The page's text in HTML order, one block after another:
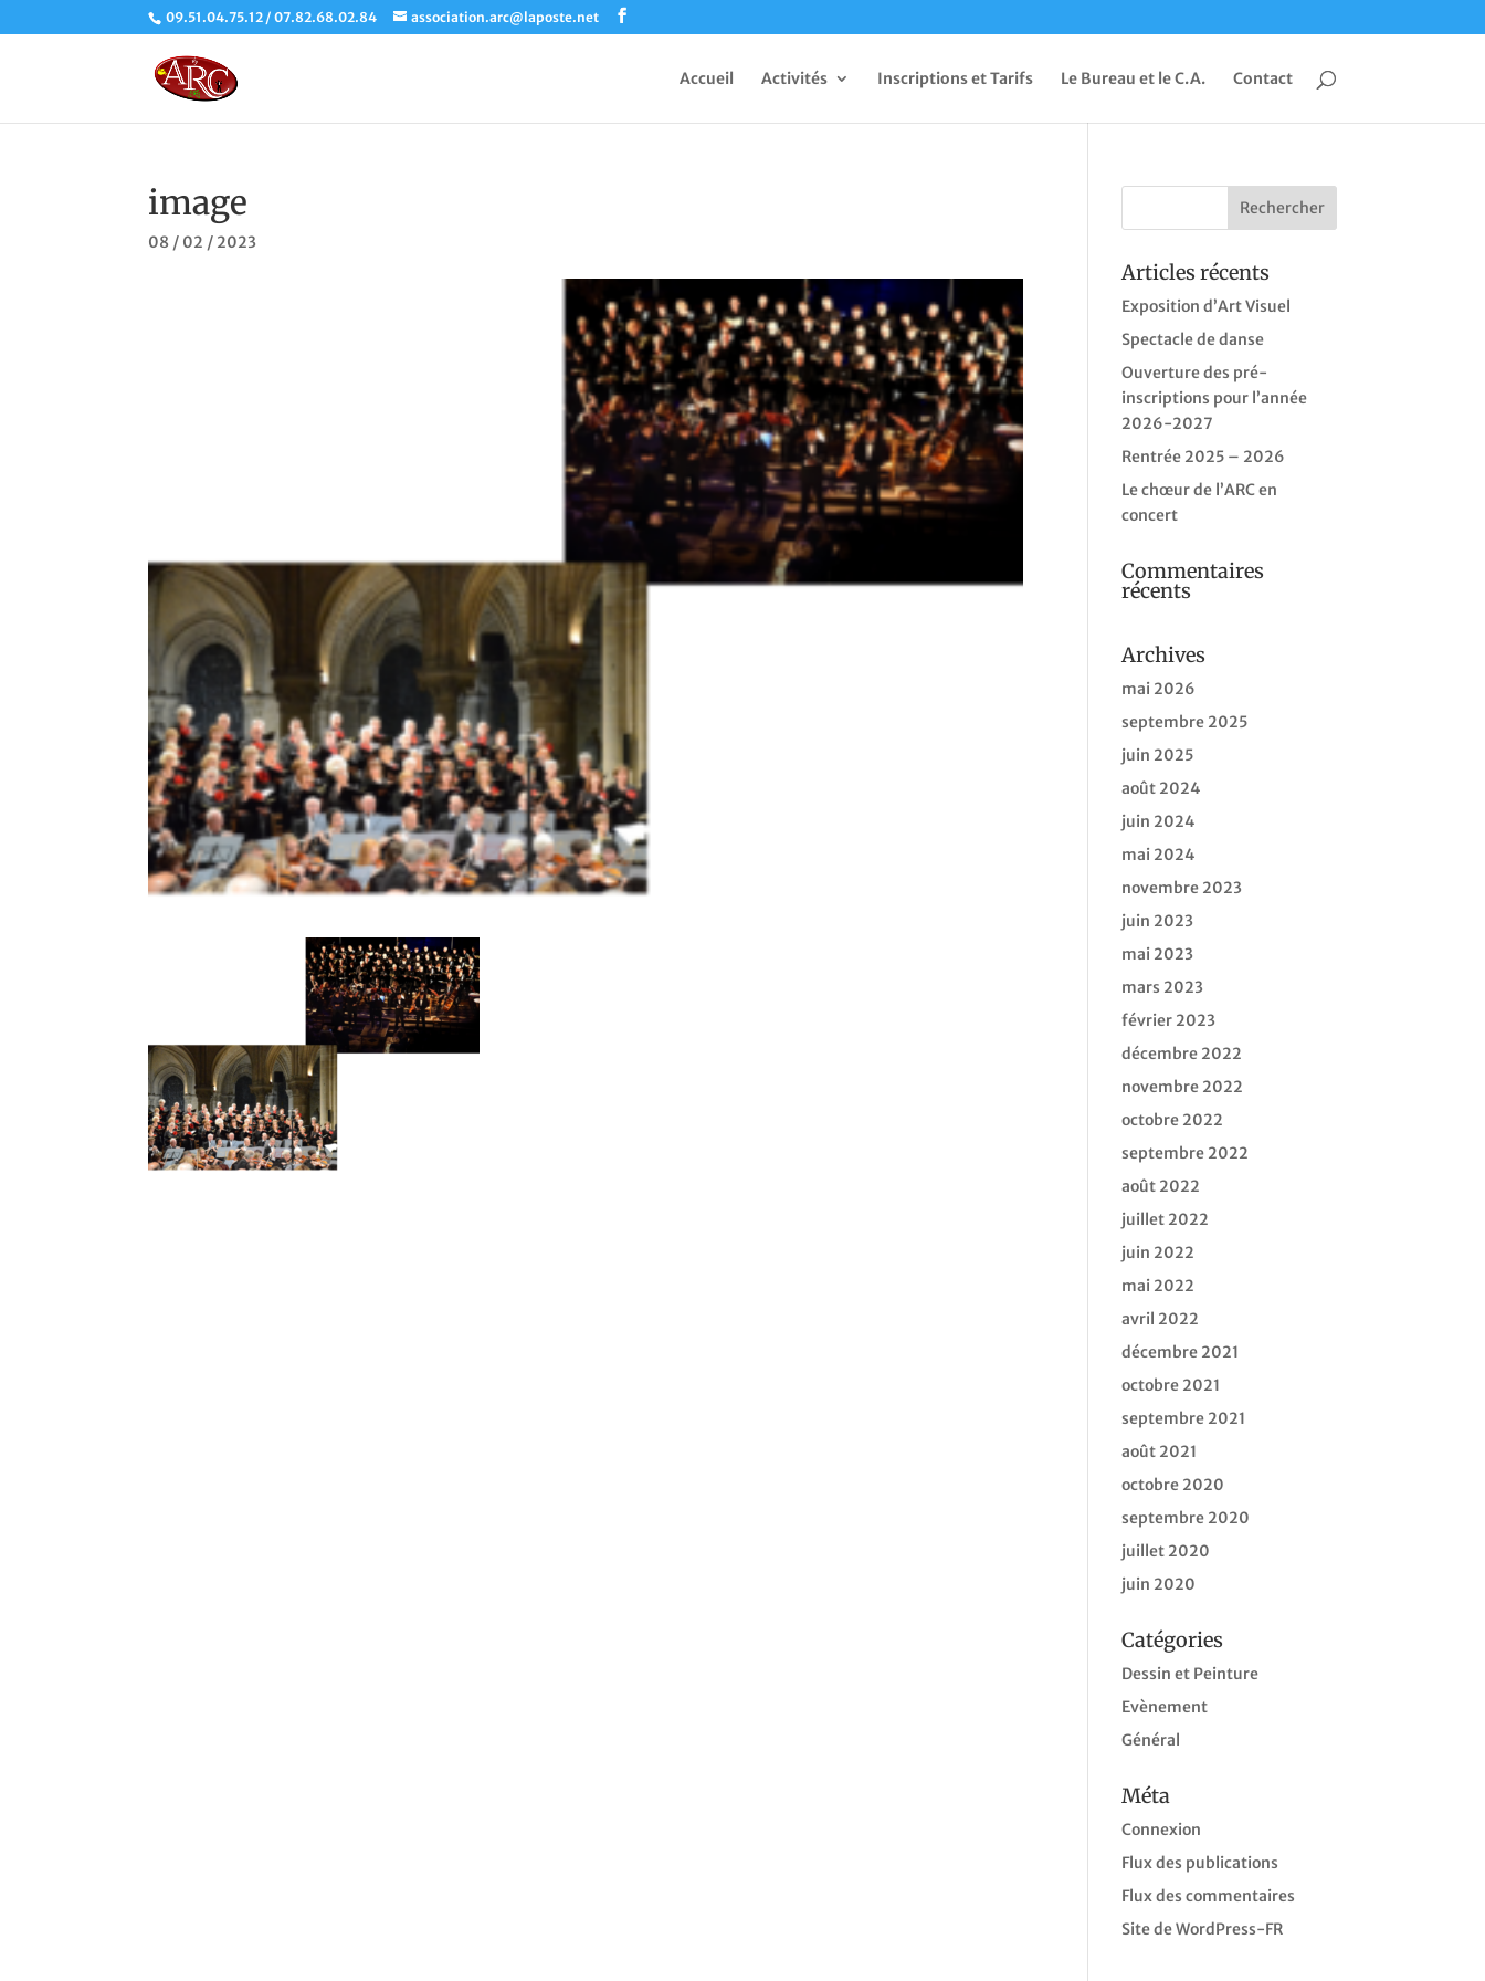
09.51.04.75.12 / 07.82.68.02.84 association.arc@laposte.net
Accueil Activités Inscriptions et Tarifs Le Bureau et le C.A. Contact
image
08 / 02 / 2023
Articles récents
Exposition d’Art Visuel
Spectacle de danse
Ouverture des pré-
inscriptions pour l’année
2026-2027
Rentrée 2025 – 2026
Le chœur de l’ARC en
concert
Commentaires
récents
Archives
mai 2026
septembre 2025
juin 2025
août 2024
juin 2024
mai 2024
novembre 2023
juin 2023
mai 2023
mars 2023
février 2023
décembre 2022
novembre 2022
octobre 2022
septembre 2022
août 2022
juillet 2022
juin 2022
mai 2022
avril 2022
décembre 2021
octobre 2021
septembre 2021
août 2021
octobre 2020
septembre 2020
juillet 2020
juin 2020
Catégories
Dessin et Peinture
Evènement
Général
Méta
Connexion
Flux des publications
Flux des commentaires
Site de WordPress-FR